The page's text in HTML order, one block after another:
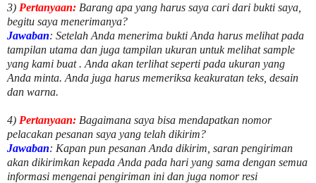
3) Pertanyaan: Barang apa yang harus saya cari dari bukti saya,
begitu saya menerimanya?
Jawaban: Setelah Anda menerima bukti Anda harus melihat pada
tampilan utama dan juga tampilan ukuran untuk melihatsample
yang kami buat . Anda akan terlihat seperti pada ukuran yang
Anda minta. Anda juga harus memeriksa keakuratan teks, desain
dan warna.
4) Pertanyaan: Bagaimana saya bisa mendapatkan nomor
pelacakan pesanan saya yang telah dikirim?
Jawaban: Kapan pun pesanan Anda dikirim, saran pengiriman
akan dikirimkan kepada Anda pada hari yang sama dengan semua
informasi mengenai pengiriman ini dan juga nomorresi